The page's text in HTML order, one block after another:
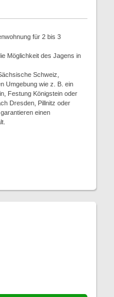
für 2 bis 3
Möglichkeit des Jagens in
Schweiz,
Umgebung wie z. B. ein
Festung Königstein oder
Dresden, Pillnitz oder
einen